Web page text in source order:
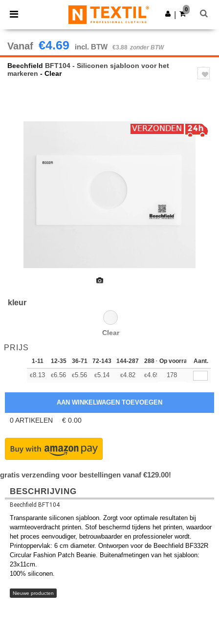
× Ntextil-app
Betere prijzen in de app!
Download app
0
Vanaf €4.69 incl. BTW €3.88 zonder BTW
Beechfield BFT104 - Siliconen sjabloon voor het
markeren - Clear
kleur
Clear
PRIJS
1-11 12-35 36-71 72-143 144-287 288 + Meer
Op voorraadAant.
€8.13 €6.56 €5.56 €5.14 €4.82 €4.69 +
178
0ARTIKELEN € 0.00
gratis verzending voor bestellingen vanaf €129.00!
BESCHRIJVING
Beechfield BFT104
Transparante siliconen sjabloon. Zorgt voor optimale resultaten bij
warmteoverdracht printen. Stof beschermd tijdens het printen, waardoor
het proces eenvoudiger, betrouwbaarder en professioneler wordt.
Printoppervlak: 6 cm diameter. Ontworpen voor de Beechfield BF332R
Circular Fashion Patch Beanie. Buitenafmetingen van het sjabloon:
23x11cm.
100% siliconen.
Nieuwe producten